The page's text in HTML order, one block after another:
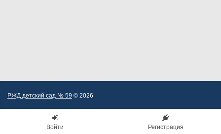
РЖД детский сад № 59 © 2026
Войти Регистрация